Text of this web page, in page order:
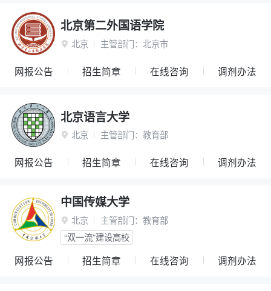
北京第二外国语学院
 北京 主管部门： 北京市
网报公告 招生简章 在线咨询 调剂办法
北京语言大学
 北京 主管部门： 教育部
网报公告 招生简章 在线咨询 调剂办法
中国传媒大学
 北京 主管部门： 教育部
“双一流”建设高校
网报公告 招生简章 在线咨询 调剂办法